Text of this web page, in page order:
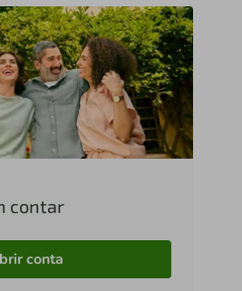
contar
conta